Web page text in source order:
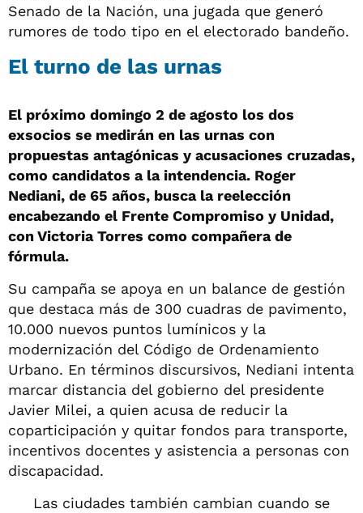
Senado de la Nación, una jugada que generó
rumores de todo tipo en el electorado bandeño.
El turno de las urnas
El próximo domingo 2 de agosto los dos
exsocios se medirán en las urnas con
propuestas antagónicas y acusaciones cruzadas,
como candidatos a la intendencia. Roger
Nediani, de 65 años, busca la reelección
encabezando el Frente Compromiso y Unidad,
con Victoria Torres como compañera de
fórmula.
Su campaña se apoya en un balance de gestión
que destaca más de 300 cuadras de pavimento,
10.000 nuevos puntos lumínicos y la
modernización del Código de Ordenamiento
Urbano. En términos discursivos, Nediani intenta
marcar distancia del gobierno del presidente
Javier Milei, a quien acusa de reducir la
coparticipación y quitar fondos para transporte,
incentivos docentes y asistencia a personas con
discapacidad.
Las ciudades también cambian cuando se